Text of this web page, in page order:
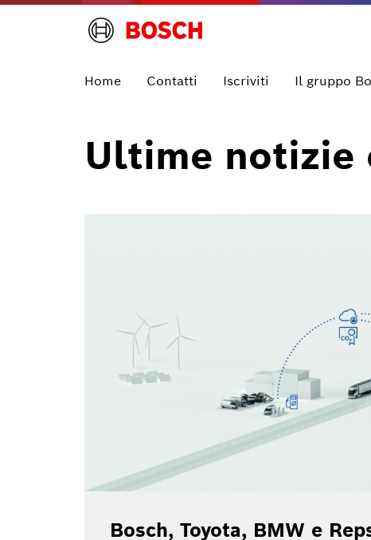
Home Contatti Iscriviti Il gruppo
Ultime notizie
Bosch Power Tools
2026